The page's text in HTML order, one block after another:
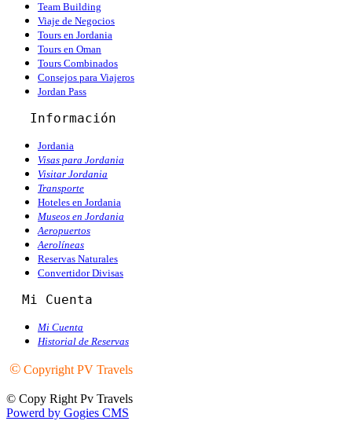
Team Building
Viaje de Negocios
Tours en Jordania
Tours en Oman
Tours Combinados
Consejos para Viajeros
Jordan Pass
Información
Jordania
Visas para Jordania
Visitar Jordania
Transporte
Hoteles en Jordania
Museos en Jordania
Aeropuertos
Aerolíneas
Reservas Naturales
Convertidor Divisas
Mi Cuenta
Mi Cuenta
Historial de Reservas
© Copyright PV Travels
© Copy Right Pv Travels
Powerd by Gogies CMS